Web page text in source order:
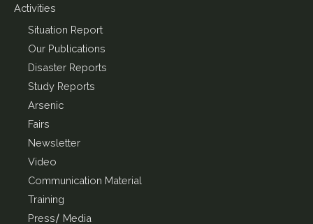
Activities
Situation Report
Our Publications
Disaster Reports
Study Reports
Arsenic
Fairs
Newsletter
Video
Communication Material
Training
Press/ Media